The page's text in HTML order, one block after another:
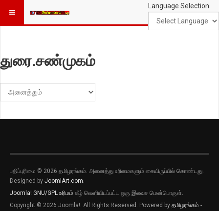
Language Selection
துரை.சண்முகம்
காட்டுக
பதிப்புரிமை © 2026 தமிழரங்கம். அனைத்து உரிமைகளும் கையிருப்பில் கொண்டது.
Designed by JoomlArt.com.
Joomla! GNU/GPL உரிமம் கீழ் வெளியிடப்பட்ட ஒரு இலவச மென்பொருள்.
Copyright © 2026 Joomla!. All Rights Reserved. Powered by தமிழரங்கம் -